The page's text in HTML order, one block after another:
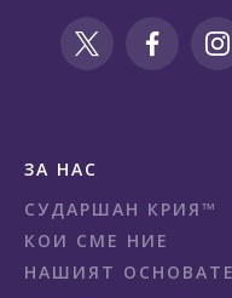
ЗА НАС
СУДАРШАН КРИЯ™
КОИ СМЕ НИЕ
НАШИЯТ